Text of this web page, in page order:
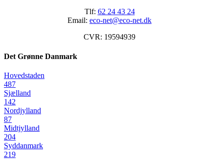
Tlf: 62 24 43 24
Email: eco-net@eco-net.dk
CVR: 19594939
Det Grønne Danmark
Hovedstaden
487
Sjælland
142
Nordjylland
87
Midtjylland
204
Syddanmark
219